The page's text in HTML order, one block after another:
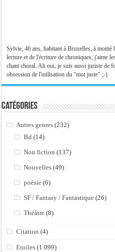
Sylvie, 46 ans, habitant à Bruxelles, à moitié
lecture et de l'écriture de chroniques, j'aime
chant choral. Ah oui, je suis aussi juriste de
obsession de l'utilisation du "mot juste" ;-)
Catégories
Autres genres (232)
Bd (14)
Non fiction (137)
Nouvelles (49)
poésie (6)
SF / Fantasy / Fantastique (26)
Théâtre (8)
Citation (4)
Etoiles (1 099)